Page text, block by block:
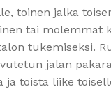
toinen jalka
tai molemmat
tukemiseksi.
jalan
ja toista liike